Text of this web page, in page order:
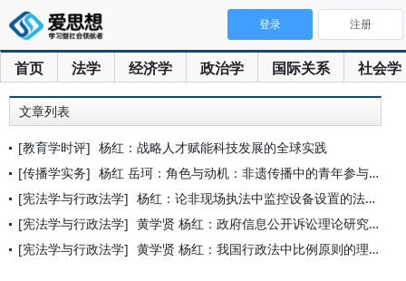
首页 法学 经济学 政治学 国际关系 社会学
登录 注册
文章列表
[教育学时评] 杨红：战略人才赋能科技发展的全球实践
[传播学实务] 杨红 岳珂：角色与动机：非遗传播中的青年参与研究
[宪法学与行政法学] 杨红：论非现场执法中监控设备设置的法制审核机制的完善
[宪法学与行政法学] 黄学贤 杨红：政府信息公开诉讼理论研究与实践发展的学术梳理
[宪法学与行政法学] 黄学贤 杨红：我国行政法中比例原则的理论研究与实践发展